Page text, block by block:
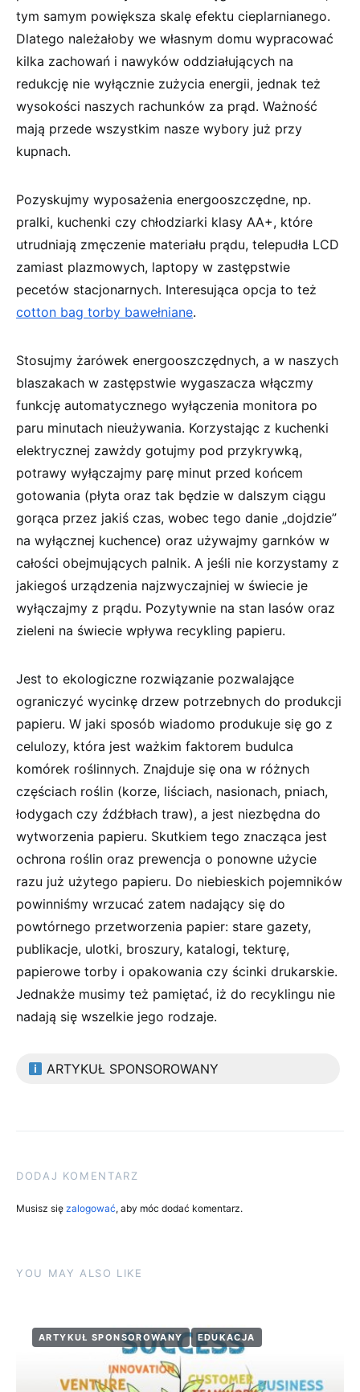
tym samym powiększa skalę efektu cieplarnianego.
Dlatego należałoby we własnym domu wypracować
kilka zachowań i nawyków oddziałujących na
redukcję nie wyłącznie zużycia energii, jednak też
wysokości naszych rachunków za prąd. Ważność
mają przede wszystkim nasze wybory już przy
kupnach.
Pozyskujmy wyposażenia energooszczędne, np.
pralki, kuchenki czy chłodziarki klasy AA+, które
utrudniają zmęczenie materiału prądu, telepudła LCD
zamiast plazmowych, laptopy w zastępstwie
pecetów stacjonarnych. Interesująca opcja to też
cotton bag torby bawełniane.
Stosujmy żarówek energooszczędnych, a w naszych
blaszakach w zastępstwie wygaszacza włączmy
funkcję automatycznego wyłączenia monitora po
paru minutach nieużywania. Korzystając z kuchenki
elektrycznej zawżdy gotujmy pod przykrywką,
potrawy wyłączajmy parę minut przed końcem
gotowania (płyta oraz tak będzie w dalszym ciągu
gorąca przez jakiś czas, wobec tego danie „dojdzie”
na wyłącznej kuchence) oraz używajmy garnków w
całości obejmujących palnik. A jeśli nie korzystamy z
jakiegoś urządzenia najzwyczajniej w świecie je
wyłączajmy z prądu. Pozytywnie na stan lasów oraz
zieleni na świecie wpływa recykling papieru.
Jest to ekologiczne rozwiązanie pozwalające
ograniczyć wycinkę drzew potrzebnych do produkcji
papieru. W jaki sposób wiadomo produkuje się go z
celulozy, która jest ważkim faktorem budulca
komórek roślinnych. Znajduje się ona w różnych
częściach roślin (korze, liściach, nasionach, pniach,
łodygach czy źdźbłach traw), a jest niezbędna do
wytworzenia papieru. Skutkiem tego znacząca jest
ochrona roślin oraz prewencja o ponowne użycie
razu już użytego papieru. Do niebieskich pojemników
powinniśmy wrzucać zatem nadający się do
powtórnego przetworzenia papier: stare gazety,
publikacje, ulotki, broszury, katalogi, tekturę,
papierowe torby i opakowania czy ścinki drukarskie.
Jednakże musimy też pamiętać, iż do recyklingu nie
nadają się wszelkie jego rodzaje.
ARTYKUŁ SPONSOROWANY
DODAJ KOMENTARZ
Musisz się zalogować, aby móc dodać komentarz.
YOU MAY ALSO LIKE
ARTYKUŁ SPONSOROWANY EDUKACJA